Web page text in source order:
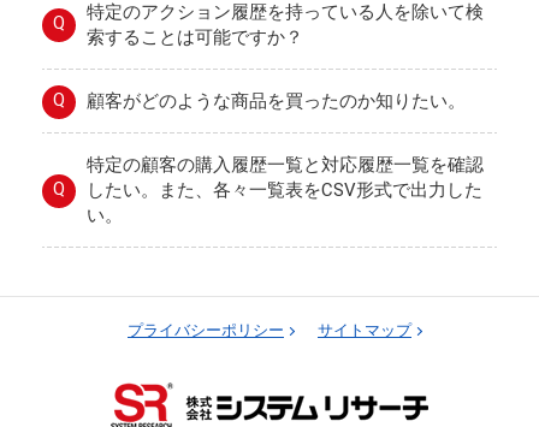
Q
特定のアクション履歴を持っている人を除いて検
索することは可能ですか？
Q 顧客がどのような商品を買ったのか知りたい。
Q
特定の顧客の購入履歴一覧と対応履歴一覧を確認
したい。また、各々一覧表をCSV形式で出力した
い。
プライバシーポリシー サイトマップ